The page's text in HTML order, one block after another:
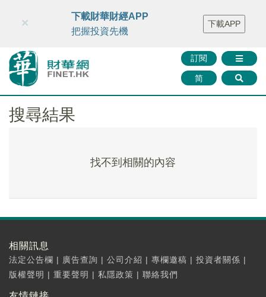
財華智庫網 FINTV FINMETA 財華證券 媒體矩陣
智庫沙龍
聯絡我們
訂閱
简
×
下載財華財經APP
把握投資先機
下載APP
搜尋結果
找不到相關的內容
相關訊息
法定公告欄 | 廣告查詢 | 公司介紹 | 專欄邀稿 | 投資者關係 |
版權聲明 | 重要聲明 | 私隱政策 | 聯絡我們